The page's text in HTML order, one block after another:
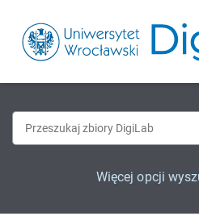
Więcej opcji